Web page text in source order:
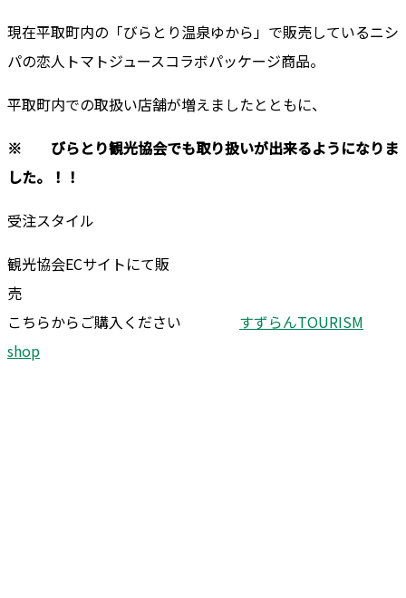
現在平取町内の「びらとり温泉ゆから」で販売しているニシ
パの恋人トマトジュースコラボパッケージ商品。
平取町内での取扱い店舗が増えましたとともに、
※ びらとり観光協会でも取り扱いが出来るようになりま
した。！！
受注スタイル
観光協会ECサイトにて販
こちらからご購入ください すずらんTOURISM
shop